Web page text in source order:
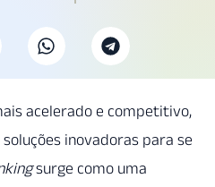
acelerado e competitivo,
inovadoras para se
surge como uma